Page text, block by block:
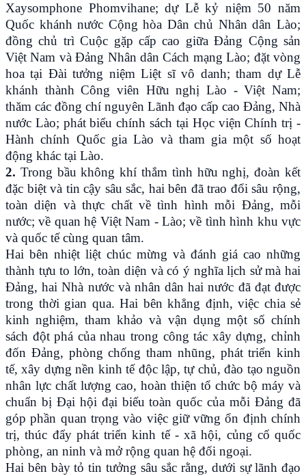
Xaysomphone Phomvihane; dự Lễ kỷ niệm 50 năm
Quốc khánh nước Cộng hòa Dân chủ Nhân dân Lào;
đồng chủ trì Cuộc gặp cấp cao giữa Đảng Cộng sản
Việt Nam và Đảng Nhân dân Cách mạng Lào; đặt vòng
hoa tại Đài tưởng niệm Liệt sĩ vô danh; tham dự Lễ
khánh thành Công viên Hữu nghị Lào - Việt Nam;
thăm các đồng chí nguyên Lãnh đạo cấp cao Đảng, Nhà
nước Lào; phát biểu chính sách tại Học viện Chính trị -
Hành chính Quốc gia Lào và tham gia một số hoạt
động khác tại Lào.
2. Trong bầu không khí thắm tình hữu nghị, đoàn kết
đặc biệt và tin cậy sâu sắc, hai bên đã trao đổi sâu rộng,
toàn diện và thực chất về tình hình mỗi Đảng, mỗi
nước; về quan hệ Việt Nam - Lào; về tình hình khu vực
và quốc tế cùng quan tâm.
Hai bên nhiệt liệt chúc mừng và đánh giá cao những
thành tựu to lớn, toàn diện và có ý nghĩa lịch sử mà hai
Đảng, hai Nhà nước và nhân dân hai nước đã đạt được
trong thời gian qua. Hai bên khẳng định, việc chia sẻ
kinh nghiệm, tham khảo và vận dụng một số chính
sách đột phá của nhau trong công tác xây dựng, chỉnh
đốn Đảng, phòng chống tham nhũng, phát triển kinh
tế, xây dựng nền kinh tế độc lập, tự chủ, đào tạo nguồn
nhân lực chất lượng cao, hoàn thiện tổ chức bộ máy và
chuẩn bị Đại hội đại biểu toàn quốc của mỗi Đảng đã
góp phần quan trọng vào việc giữ vững ổn định chính
trị, thúc đẩy phát triển kinh tế - xã hội, củng cố quốc
phòng, an ninh và mở rộng quan hệ đối ngoại.
Hai bên bày tỏ tin tưởng sâu sắc rằng, dưới sự lãnh đạo